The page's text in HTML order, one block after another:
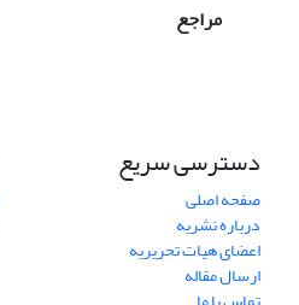
مراجع
دسترسی سریع
صفحه اصلی
درباره نشریه
اعضای هیات تحریریه
ارسال مقاله